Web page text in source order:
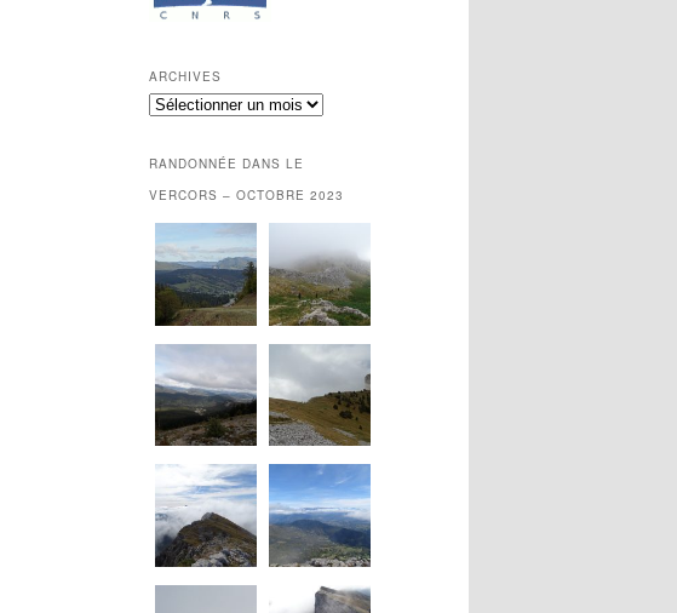
ARCHIVES
Archives
RANDONNÉE DANS LE
VERCORS – OCTOBRE 2023